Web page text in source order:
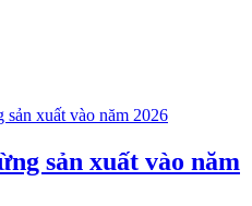
sản xuất vào năm